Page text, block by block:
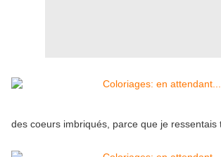
des coeurs imbriqués, parce que je ressentais